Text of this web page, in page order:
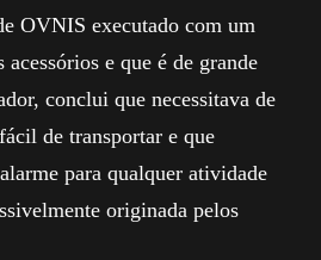
OVNIS executado com um
e que é de grande
conclui que necessitava de
de transportar e que
para qualquer atividade
originada pelos